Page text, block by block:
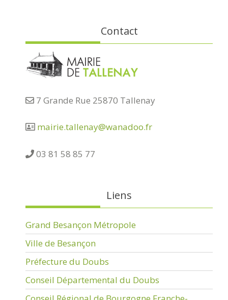
Contact
7 Grande Rue 25870 Tallenay
mairie.tallenay@wanadoo.fr
03 81 58 85 77
Liens
Grand Besançon Métropole
Ville de Besançon
Préfecture du Doubs
Conseil Départemental du Doubs